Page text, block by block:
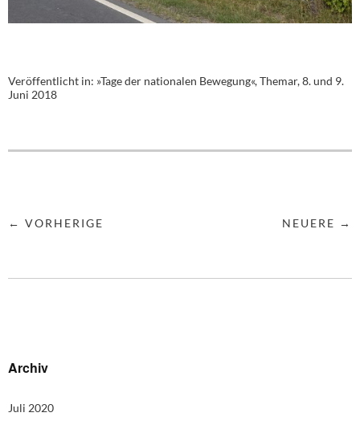
Veröffentlicht in: »Tage der nationalen Bewegung«, Themar, 8. und 9.
Juni 2018
← VORHERIGE NEUERE →
Archiv
Juli 2020